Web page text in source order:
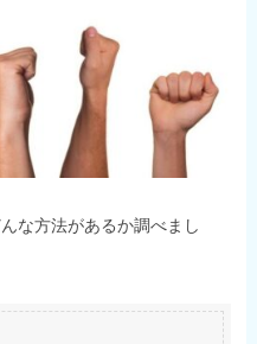
な方法があるか調べまし